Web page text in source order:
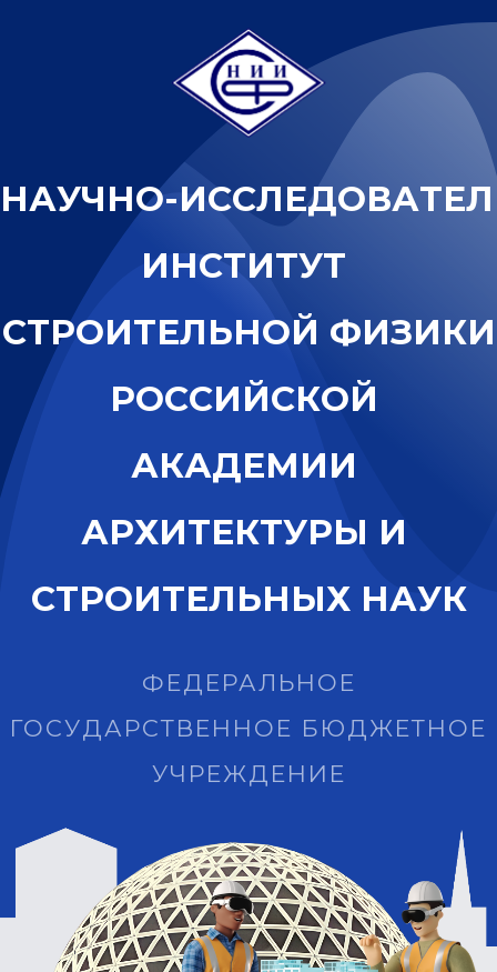
НАУЧНО-ИССЛЕДОВАТЕЛ
ИНСТИТУТ
СТРОИТЕЛЬНОЙ ФИЗИКИ
РОССИЙСКОЙ
АКАДЕМИИ
АРХИТЕКТУРЫ И
СТРОИТЕЛЬНЫХ НАУК
ФЕДЕРАЛЬНОЕ
ГОСУДАРСТВЕННОЕ БЮДЖЕТНОЕ
УЧРЕЖДЕНИЕ